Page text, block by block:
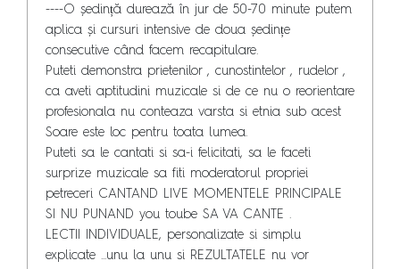
----O ședință durează în jur de 50-70 minute putem
aplica și cursuri intensive de doua ședințe
consecutive când facem recapitulare.
Puteti demonstra prietenilor , cunostintelor , rudelor ,
ca aveti aptitudini muzicale si de ce nu o reorientare
profesionala nu conteaza varsta si etnia sub acest
Soare este loc pentru toata lumea.
Puteti sa le cantati si sa-i felicitati, sa le faceti
surprize muzicale sa fiti moderatorul propriei
petreceri CANTAND LIVE MOMENTELE PRINCIPALE
SI NU PUNAND you toube SA VA CANTE .
LECTII INDIVIDUALE, personalizate si simplu
explicate ...unu la unu si REZULTATELE nu vor